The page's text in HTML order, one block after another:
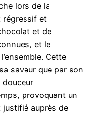
lors de la
régressif et
et de
et le
Cette
saveur que par son
douceur
provoquant un
justifié auprès de